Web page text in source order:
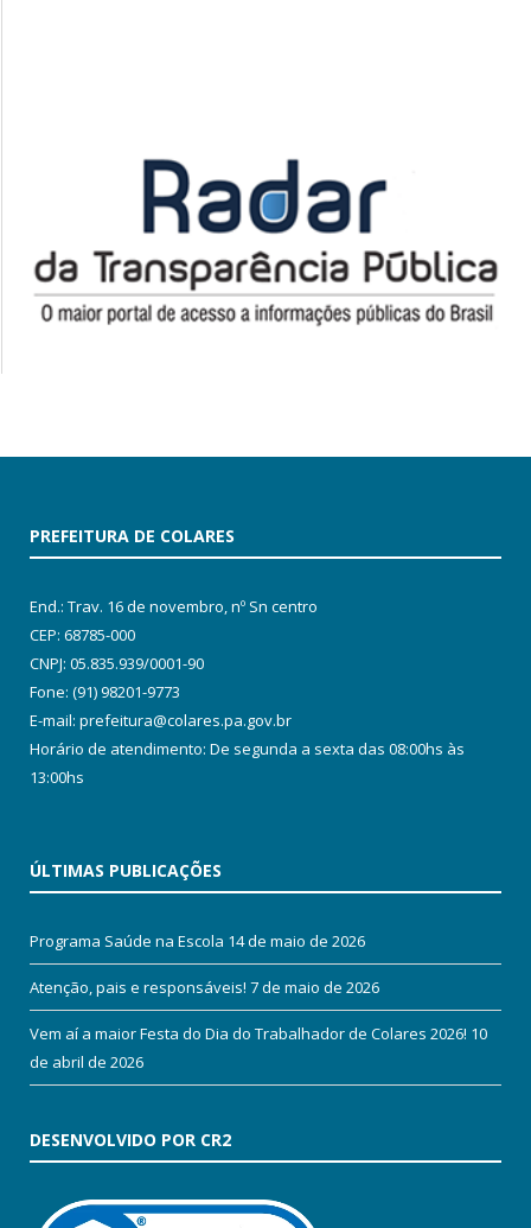
PREFEITURA DE COLARES
End.: Trav. 16 de novembro, nº Sn centro
CEP: 68785-000
CNPJ: 05.835.939/0001-90
Fone: (91) 98201-9773
E-mail: prefeitura@colares.pa.gov.br
Horário de atendimento: De segunda a sexta das 08:00hs às
13:00hs
ÚLTIMAS PUBLICAÇÕES
Programa Saúde na Escola 14 de maio de 2026
Atenção, pais e responsáveis! 7 de maio de 2026
Vem aí a maior Festa do Dia do Trabalhador de Colares 2026! 10
de abril de 2026
DESENVOLVIDO POR CR2